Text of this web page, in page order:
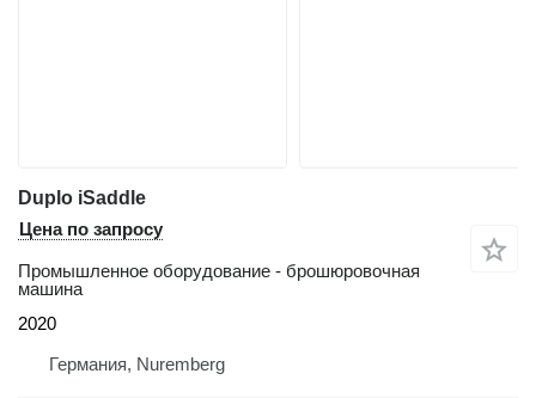
Duplo iSaddle
Цена по запросу
Промышленное оборудование - брошюровочная
машина
2020
Германия, Nuremberg